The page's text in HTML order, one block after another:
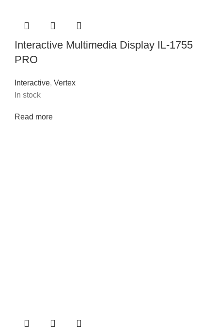
Interactive Multimedia Display IL-1755
PRO
Interactive, Vertex
In stock
Read more